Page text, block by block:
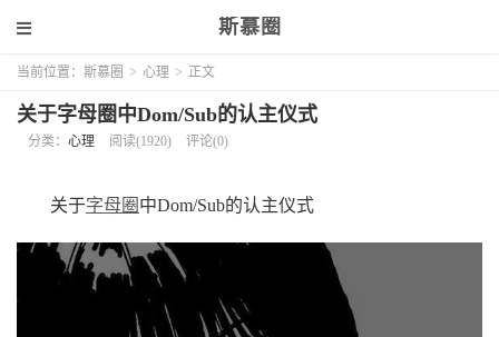
斯慕圈
当前位置： 斯慕圈 > 心理 > 正文
关于字母圈中Dom/Sub的认主仪式
分类： 心理 阅读(1920) 评论(0)
关于字母圈 中Dom/Sub的认主仪式